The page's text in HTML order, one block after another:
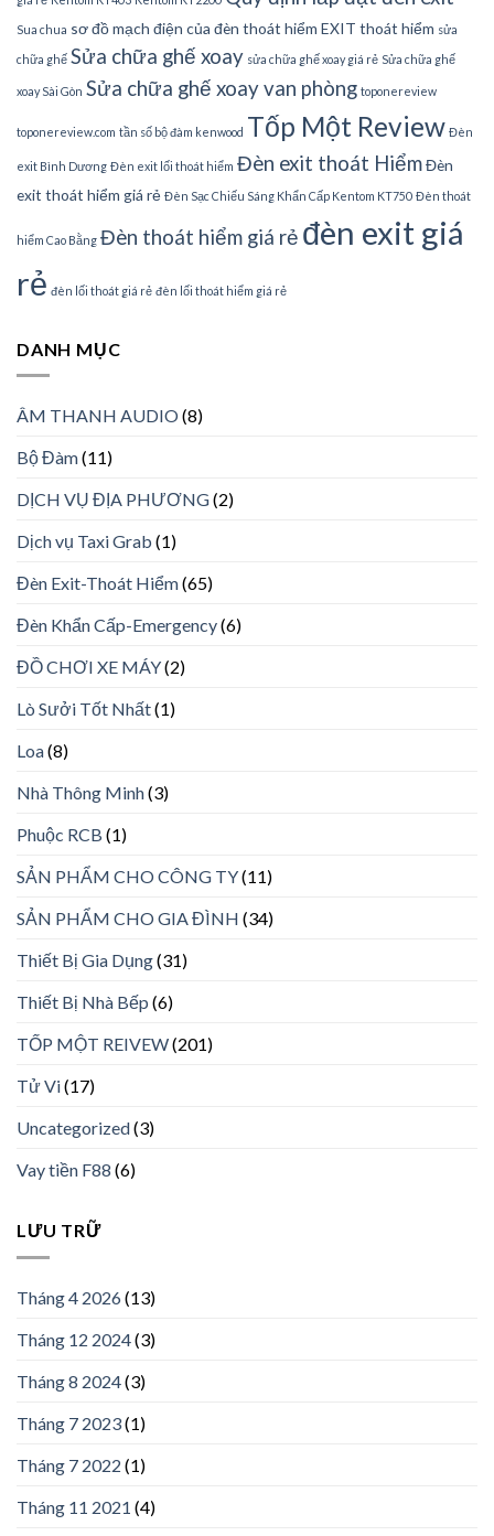
Sua chua sơ đồ mạch điện của đèn thoát hiểm EXIT thoát hiểm sửa
chữa ghế Sửa chữa ghế xoay sửa chữa ghế xoay giá rẻ Sửa chữa ghế
xoay Sài Gòn Sửa chữa ghế xoay van phòng toponereview
toponereview.com tần số bộ đàm kenwood Tốp Một Review Đèn
exit Bình Dương Đèn exit lối thoát hiểm Đèn exit thoát HiểmĐèn
exit thoát hiểm giá rẻ Đèn Sạc Chiếu Sáng Khẩn Cấp Kentom KT750 Đèn thoát
hiểm Cao Bằng Đèn thoát hiểm giá rẻ đèn exit giá
rẻ đèn lối thoát giá rẻ đèn lối thoát hiểm giá rẻ
DANH MỤC
ÂM THANH AUDIO(8)
Bộ Đàm(11)
DỊCH VỤ ĐỊA PHƯƠNG(2)
Dịch vụ Taxi Grab (1)
Đèn Exit-Thoát Hiểm(65)
Đèn Khẩn Cấp-Emergency(6)
ĐỒ CHƠI XE MÁY(2)
Lò Sưởi Tốt Nhất(1)
Loa(8)
Nhà Thông Minh(3)
Phuộc RCB (1)
SẢN PHẨM CHO CÔNG TY(11)
SẢN PHẨM CHO GIA ĐÌNH (34)
Thiết Bị Gia Dụng(31)
Thiết Bị Nhà Bếp (6)
TỐP MỘT REIVEW(201)
Tử Vi(17)
Uncategorized(3)
Vay tiền F88 (6)
LƯU TRỮ
Tháng 4 2026(13)
Tháng 12 2024(3)
Tháng 8 2024(3)
Tháng 7 2023(1)
Tháng 7 2022 (1)
Tháng 11 2021 (4)